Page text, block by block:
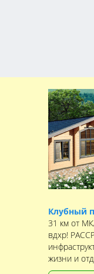
Клубный
31 км от
вдхр!
жизни и